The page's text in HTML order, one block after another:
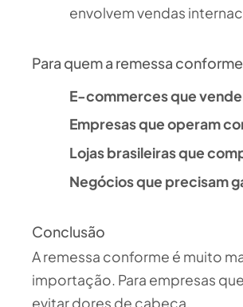
envolvem vendas
Para quem a remessa
E-commerces que
Empresas que operam
Lojas brasileiras que
Negócios que precisam
Conclusão
A remessa conforme é muito
importação. Para empresas
evitar dores de cabeça.